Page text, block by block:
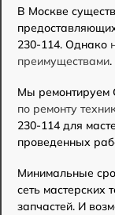
В Москве
230-114. Однако
преимуществами.
Мы ремонтируем
по ремонту
230-114 для
проведенных
Минимальные
сеть мастерских
запчастей. И